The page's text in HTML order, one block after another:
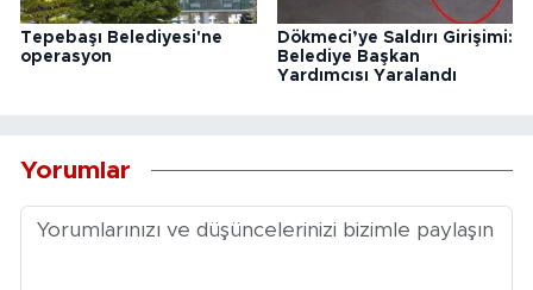
Tepebaşı Belediyesi'ne
operasyon
Dökmeci’ye Saldırı Girişimi:
Belediye Başkan
Yardımcısı Yaralandı
Yorumlar